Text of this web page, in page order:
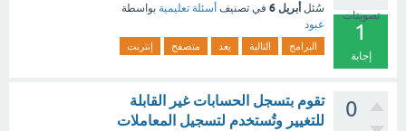
تصويتات
1
إجابة
سُئل أبريل 6 في تصنيف أسئلة تعليمية بواسطة
عبود
البرامج التالية يعد متصفح إنترنت
0
تقوم بتسجل الحسابات غير القابلة
للتغيير وتُستخدم لتسجيل المعاملات